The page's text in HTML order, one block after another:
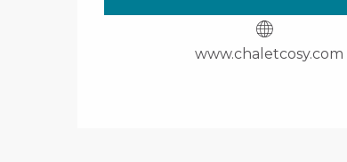
www.chaletcosy.com